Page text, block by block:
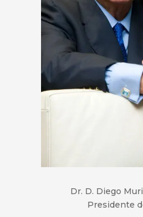
Dr. D. Diego
Presidente